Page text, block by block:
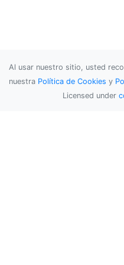
Al usar nuestro sitio, usted
nuestra Política de Cookies y
Licensed under